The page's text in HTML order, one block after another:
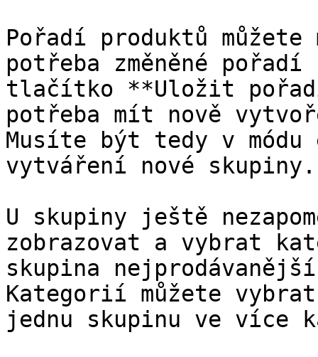
Pořadí produktů
potřeba změněné
tlačítko **Uložit
potřeba mít nově
Musíte být tedy v
vytváření nové skupiny.
U skupiny ještě
zobrazovat a vybrat
skupina
Kategorií můžete
jednu skupinu ve více